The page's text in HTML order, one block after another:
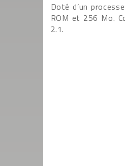
Doté d’un
ROM et 256 Mo.
2.1.